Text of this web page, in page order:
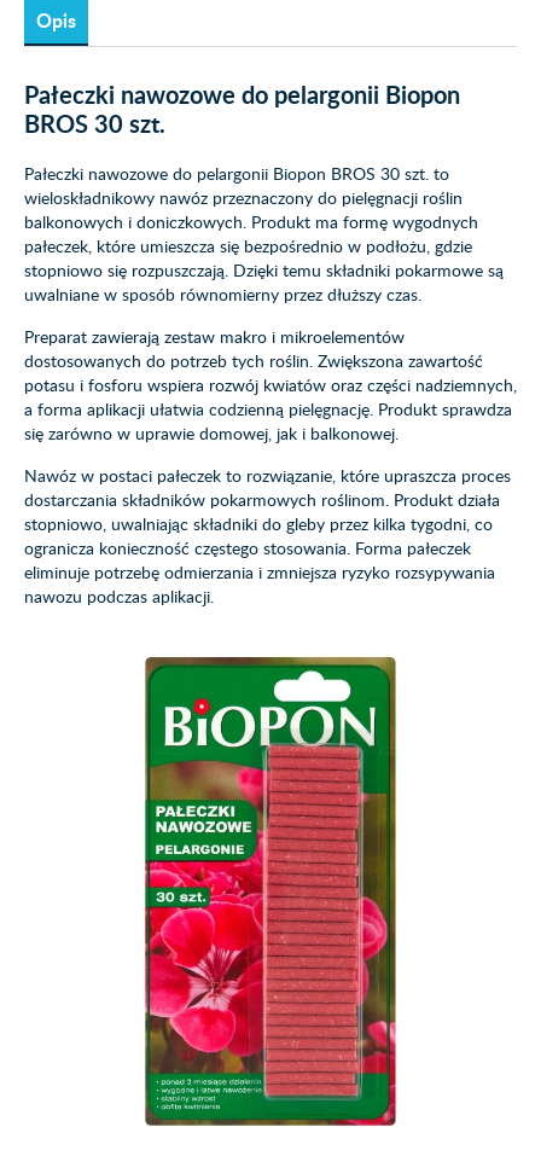
Opis
Pałeczki nawozowe do pelargonii Biopon
BROS 30 szt.
Pałeczki nawozowe do pelargonii Biopon BROS 30 szt. to
wieloskładnikowy nawóz przeznaczony do pielęgnacji roślin
balkonowych i doniczkowych. Produkt ma formę wygodnych
pałeczek, które umieszcza się bezpośrednio w podłożu, gdzie
stopniowo się rozpuszczają. Dzięki temu składniki pokarmowe są
uwalniane w sposób równomierny przez dłuższy czas.
Preparat zawierają zestaw makro i mikroelementów
dostosowanych do potrzeb tych roślin. Zwiększona zawartość
potasu i fosforu wspiera rozwój kwiatów oraz części nadziemnych,
a forma aplikacji ułatwia codzienną pielęgnację. Produkt sprawdza
się zarówno w uprawie domowej, jak i balkonowej.
Nawóz w postaci pałeczek to rozwiązanie, które upraszcza proces
dostarczania składników pokarmowych roślinom. Produkt działa
stopniowo, uwalniając składniki do gleby przez kilka tygodni, co
ogranicza konieczność częstego stosowania. Forma pałeczek
eliminuje potrzebę odmierzania i zmniejsza ryzyko rozsypywania
nawozu podczas aplikacji.